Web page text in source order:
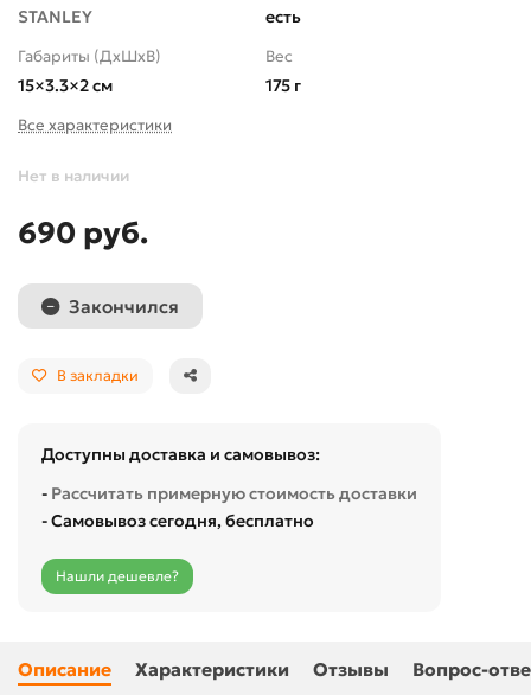
STANLEY есть
Габариты (ДхШхВ)
15×3.3×2 см
Вес
175 г
Все характеристики
Нет в наличии
690 руб.
Закончился
В закладки
Доступны доставка и самовывоз:
- Рассчитать примерную стоимость доставки
- Самовывоз сегодня, бесплатно
Нашли дешевле?
Описание Характеристики Отзывы Вопрос-